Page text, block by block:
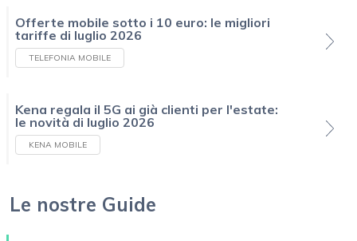
Offerte mobile sotto i 10 euro: le migliori
tariffe di luglio 2026
TELEFONIA MOBILE
Kena regala il 5G ai già clienti per l'estate:
le novità di luglio 2026
KENA MOBILE
Le nostre Guide